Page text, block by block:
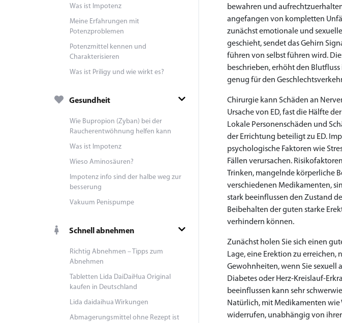
Was ist Impotenz
Meine Erfahrungen mit
Potenzproblemen
Potenzmittel kennen und
Charakterisieren
Was ist Priligy und wie wirkt es?
Gesundheit
Wie Bupropion (Zyban) bei der
Raucherentwöhnung helfen kann
Was ist Impotenz
Wieso Aminosäuren?
Impotenz info sind der halbe weg zur
besserung
Vakuum Penispumpe
Schnell abnehmen
Richtig Abnehmen – Tipps zum
Abnehmen
Tabletten Lida DaiDaiHua Original
kaufen in Deutschland
Lida daidaihua Wirkungen
Abmagerungsmittel ohne Rezept ist
bewahren und
angefangen von kompletten
zunächst emotionale und
geschieht, sendet das Gehirn
führen von selbst führen wird.
beschrieben, erhöht den
genug für den
Chirurgie kann Schäden an
Ursache von ED, fast die Hälfte
Lokale Personenschäden und
der Errichtung beteiligt zu ED.
psychologische Faktoren wie
Fällen verursachen.
Trinken, mangelnde körperliche
verschiedenen Medikamenten,
stark beeinflussen den Zustand
Beibehalten der guten starke
verhindern können.
Zunächst holen Sie sich einen
Lage, eine Erektion zu erreichen,
Gewohnheiten, wenn Sie sexuell
Diabetes oder Herz-Kreislauf-
beeinflussen kann sehr
Natürlich, mit Medikamenten wie
widerrufen, unabhängig von